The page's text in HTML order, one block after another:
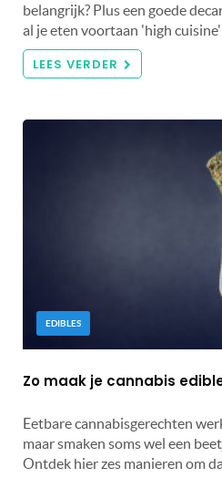
belangrijk? Plus een goede
al je eten voortaan 'high
LEES VERDER
EDIBLES
Zo maak je cannabis
Eetbare cannabisgerechten
maar smaken soms wel een
Ontdek hier zes manieren om